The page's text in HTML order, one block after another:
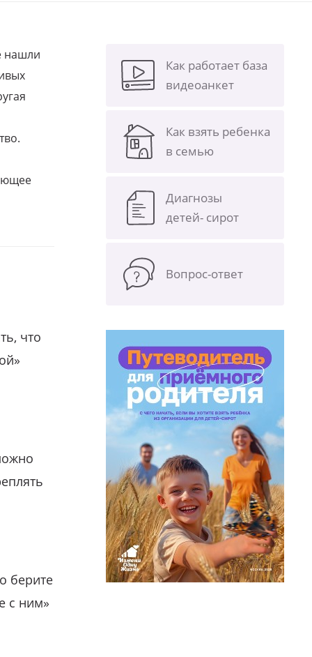
нашли
что
берите
с ним»
Как работает база
видеоанкет
Как взять ребенка
в семью
Диагнозы
детей- сирот
Вопрос-ответ